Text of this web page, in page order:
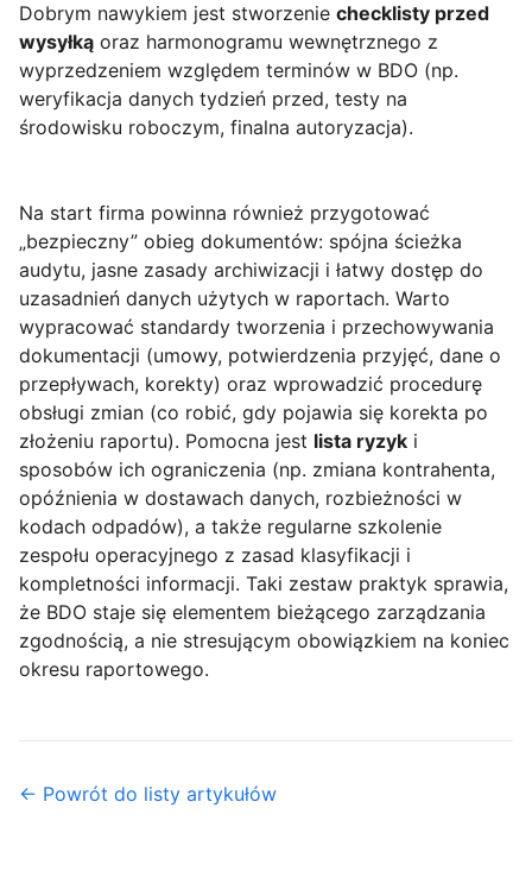
Dobrym nawykiem jest stworzenie checklisty przed
wysyłką oraz harmonogramu wewnętrznego z
wyprzedzeniem względem terminów w BDO (np.
weryfikacja danych tydzień przed, testy na
środowisku roboczym, finalna autoryzacja).
Na start firma powinna również przygotować
„bezpieczny” obieg dokumentów: spójna ścieżka
audytu, jasne zasady archiwizacji i łatwy dostęp do
uzasadnień danych użytych w raportach. Warto
wypracować standardy tworzenia i przechowywania
dokumentacji (umowy, potwierdzenia przyjęć, dane o
przepływach, korekty) oraz wprowadzić procedurę
obsługi zmian (co robić, gdy pojawia się korekta po
złożeniu raportu). Pomocna jest lista ryzyk i
sposobów ich ograniczenia (np. zmiana kontrahenta,
opóźnienia w dostawach danych, rozbieżności w
kodach odpadów), a także regularne szkolenie
zespołu operacyjnego z zasad klasyfikacji i
kompletności informacji. Taki zestaw praktyk sprawia,
że BDO staje się elementem bieżącego zarządzania
zgodnością, a nie stresującym obowiązkiem na koniec
okresu raportowego.
← Powrót do listy artykułów